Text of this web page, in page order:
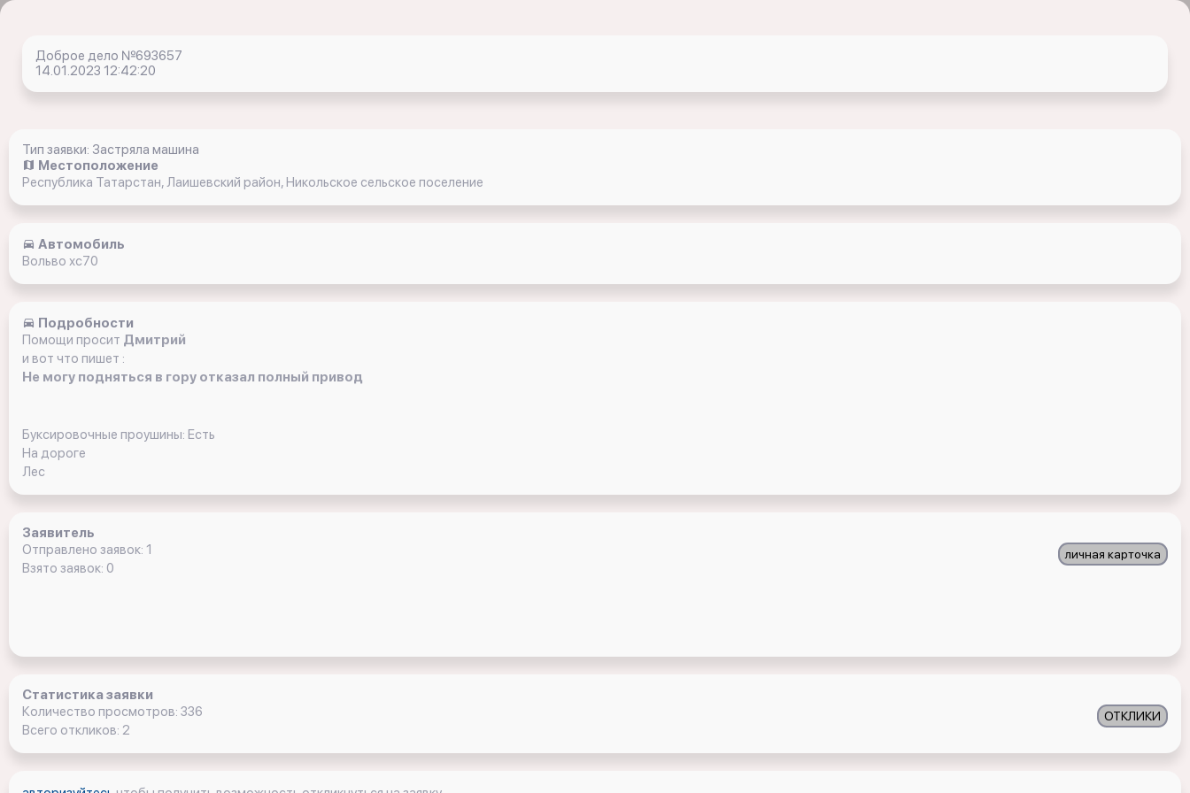
Доброе дело №693657
14.01.2023 12:42:20
Тип заявки: Застряла машина
Местоположение
Республика Татарстан, Лаишевский район, Никольское сельское поселение
Автомобиль
Вольво хс70
Подробности
Помощи просит Дмитрий
и вот что пишет :
Не могу подняться в гору отказал полный привод
Буксировочные проушины: Есть
На дороге
Лес
Заявитель
личная карточка
Отправлено заявок: 1
Взято заявок: 0
Статистика заявки
ОТКЛИКИ
Количество просмотров: 336
Всего откликов: 2